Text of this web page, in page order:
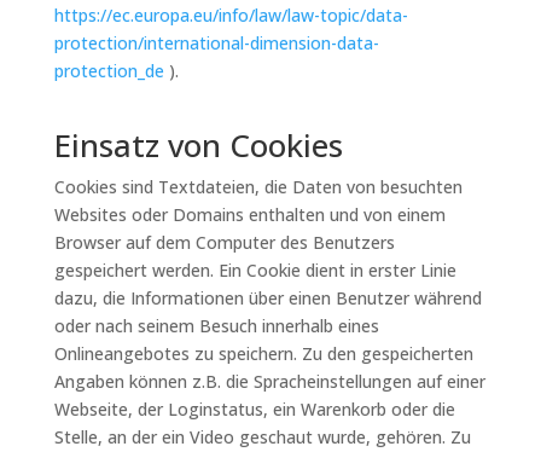
https://ec.europa.eu/info/law/law-topic/data-
protection/international-dimension-data-
protection_de ).
Einsatz von Cookies
Cookies sind Textdateien, die Daten von besuchten
Websites oder Domains enthalten und von einem
Browser auf dem Computer des Benutzers
gespeichert werden. Ein Cookie dient in erster Linie
dazu, die Informationen über einen Benutzer während
oder nach seinem Besuch innerhalb eines
Onlineangebotes zu speichern. Zu den gespeicherten
Angaben können z.B. die Spracheinstellungen auf einer
Webseite, der Loginstatus, ein Warenkorb oder die
Stelle, an der ein Video geschaut wurde, gehören. Zu